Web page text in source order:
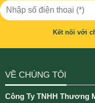
Kết nối với
VỀ CHÚNG TÔI
Công Ty TNHH Thương